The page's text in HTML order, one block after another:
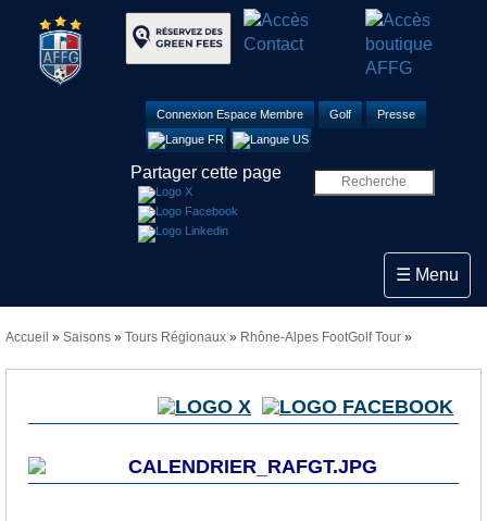
Connexion Espace Membre Golf Presse
Partager cette page
Toggle
☰ Menu
Accueil » Saisons » Tours Régionaux » Rhône-Alpes FootGolf Tour »